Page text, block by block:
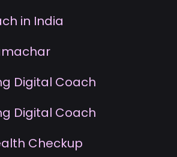
in India
Digital Coach
Digital Coach
Checkup